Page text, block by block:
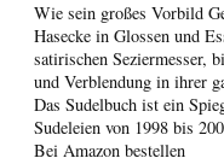
Wie sein großes Vorbild
Hasecke in Glossen und
satirischen Seziermesser,
und Verblendung in ihrer
Das Sudelbuch ist ein
Sudeleien von 1998 bis
Bei Amazon bestellen